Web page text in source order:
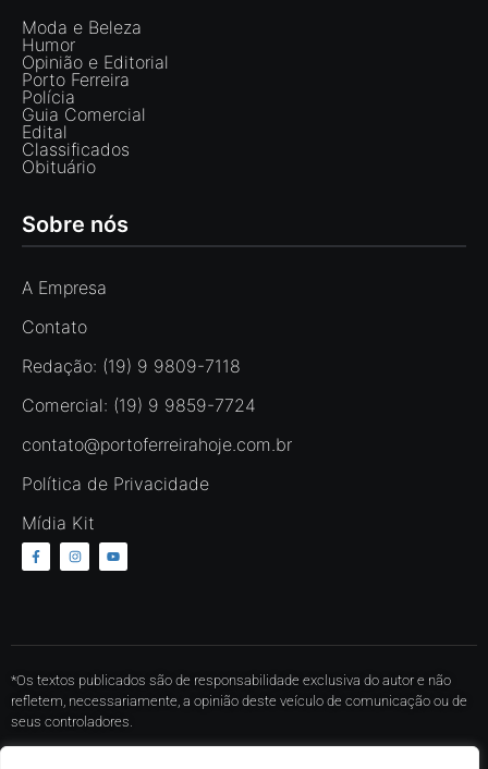
Moda e Beleza
Humor
Opinião e Editorial
Porto Ferreira
Polícia
Guia Comercial
Edital
Classificados
Obituário
Sobre nós
A Empresa
Contato
Redação: (19) 9 9809-7118
Comercial: (19) 9 9859-7724
contato@portoferreirahoje.com.br
Política de Privacidade
Mídia Kit
*Os textos publicados são de responsabilidade exclusiva do autor e não
refletem, necessariamente, a opinião deste veículo de comunicação ou de
seus controladores.